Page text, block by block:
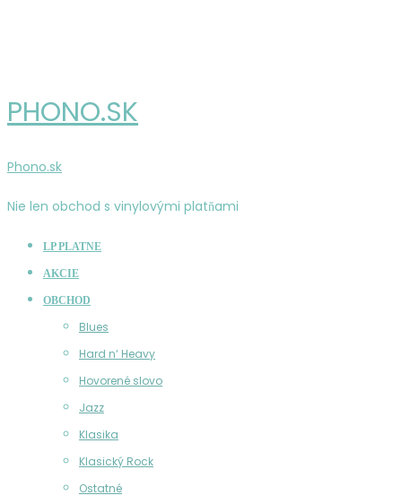
PHONO.SK
Phono.sk
Nie len obchod s vinylovými platňami
LP PLATNE
AKCIE
OBCHOD
Blues
Hard n‘ Heavy
Hovorené slovo
Jazz
Klasika
Klasický Rock
Ostatné